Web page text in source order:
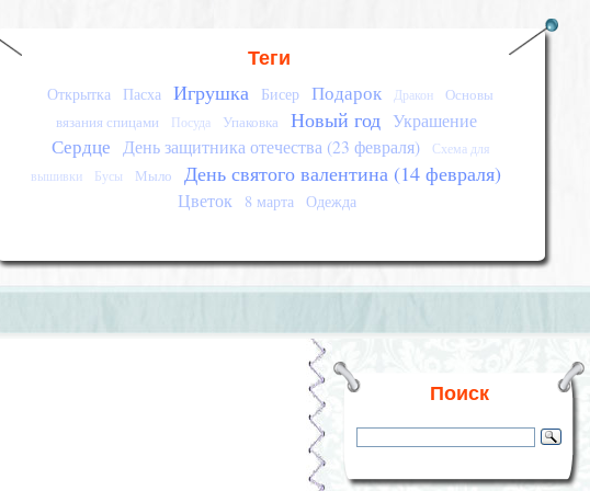
Теги
Открытка Пасха Игрушка Бисер Подарок Дракон
Основы
вязания спицами
Посуда Упаковка Новый год Украшение
Сердце День защитника отечества (23 февраля)
Схема для
вышивки
Бусы Мыло День святого валентина (14 февраля)
Цветок 8 марта Одежда
Поиск